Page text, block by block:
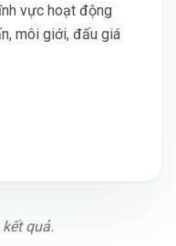
vực hoạt động
môi giới, đấu giá
quả.